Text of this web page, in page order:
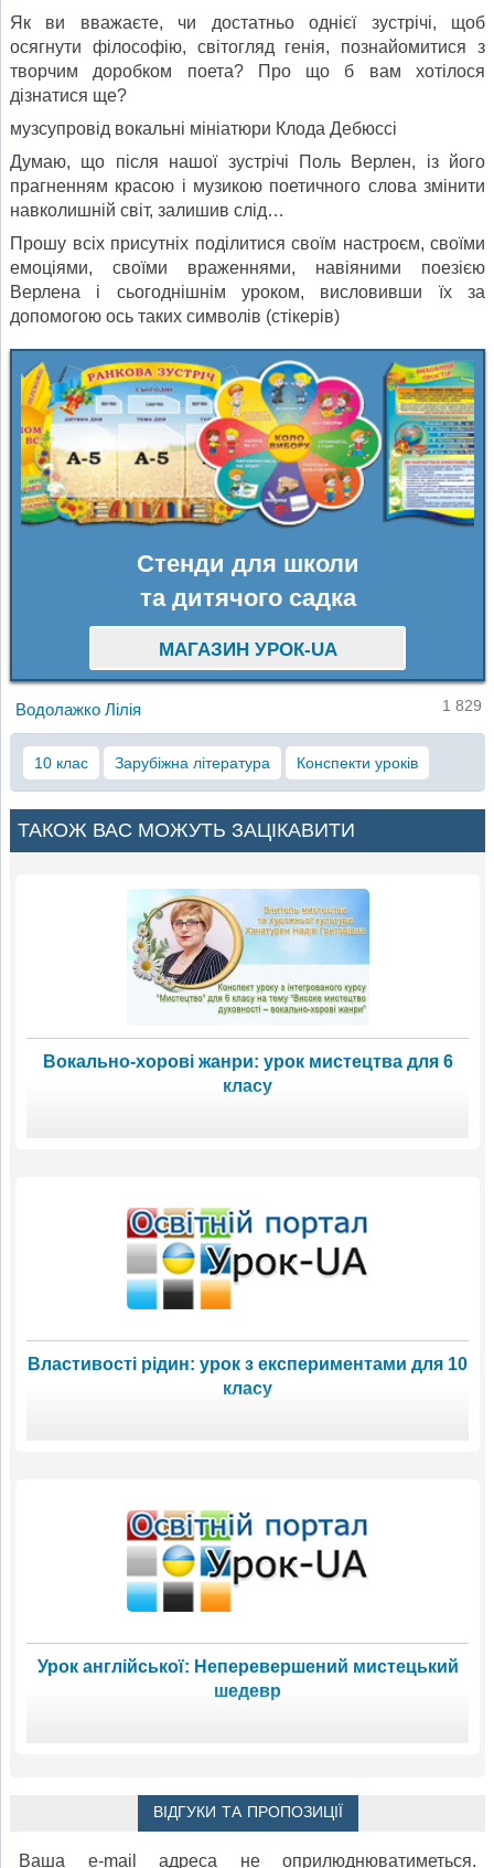
Як ви вважаєте, чи достатньо однієї зустрічі, щоб
осягнути філософію, світогляд генія, познайомитися з
творчим доробком поета? Про що б вам хотілося
дізнатися ще?
музсупровід вокальні мініатюри Клода Дебюссі
Думаю, що після нашої зустрічі Поль Верлен, із його
прагненням красою і музикою поетичного слова змінити
навколишній світ, залишив слід…
Прошу всіх присутніх поділитися своїм настроєм, своїми
емоціями, своїми враженнями, навіяними поезією
Верлена і сьогоднішнім уроком, висловивши їх за
допомогою ось таких символів (стікерів)
Стенди для школи
та дитячого садка
МАГАЗИН УРОК-UA
Водолажко Лілія 1 829
10 клас Зарубіжна література Конспекти уроків
ТАКОЖ ВАС МОЖУТЬ ЗАЦІКАВИТИ
Вокально-хорові жанри: урок мистецтва для 6
класу
Властивості рідин: урок з експериментами для 10
класу
Урок англійської: Неперевершений мистецький
шедевр
ВІДГУКИ ТА ПРОПОЗИЦІЇ
Ваша e-mail адреса не оприлюднюватиметься.